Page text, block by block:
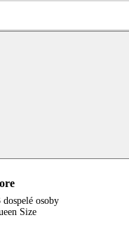
osoby
Size